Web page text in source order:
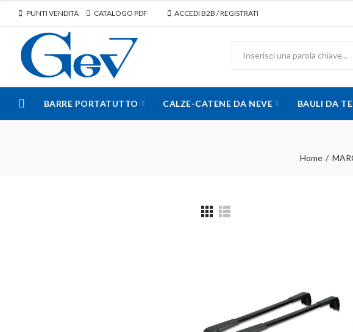
PUNTI VENDITA CATALOGO PDF ACCEDI B2B / REGISTRATI
BARRE PORTATUTTO CALZE-CATENE DA NEVE BAULI DA
Home